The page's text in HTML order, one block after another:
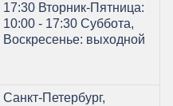
17:30 Вторник-Пятница:
10:00 - 17:30 Суббота,
Воскресенье: выходной
Санкт-Петербург,